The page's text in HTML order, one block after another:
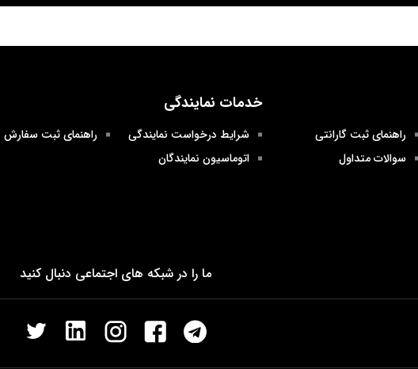
راهنمای ثبت گارانتی
سوالات متداول
خدمات نمایندگی
شرایط درخواست نمایندگی
اتوماسیون نمایندگان
راهنمای ثبت سفارش
ما را در شبکه های اجتماعی دنبال کنید